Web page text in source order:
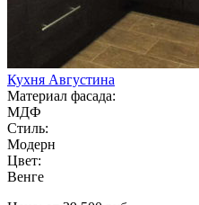
Кухня Августина
Материал фасада:
МДФ
Стиль:
Модерн
Цвет:
Венге